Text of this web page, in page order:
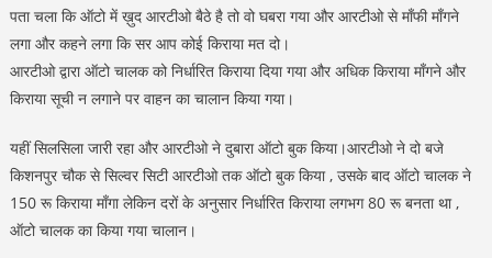
पता चला कि ऑटो में ख़ुद आरटीओ बैठे है तो वो घबरा गया और आरटीओ से माँफी माँगने
लगा और कहने लगा कि सर आप कोई किराया मत दो।
आरटीओ द्वारा ऑटो चालक को निर्धारित किराया दिया गया और अधिक किराया माँगने और
किराया सूची न लगाने पर वाहन का चालान किया गया।
यहीं सिलसिला जारी रहा और आरटीओ ने दुबारा ऑटो बुक किया।आरटीओ ने दो बजे
किशनपुर चौक से सिल्वर सिटी आरटीओ तक ऑटो बुक किया , उसके बाद ऑटो चालक ने
150 रू किराया माँगा लेकिन दरों के अनुसार निर्धारित किराया लगभग 80 रू बनता था ,
ऑटो चालक का किया गया चालान।